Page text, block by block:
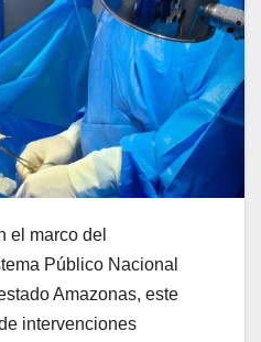
el marco del
Público Nacional
Amazonas, este
intervenciones